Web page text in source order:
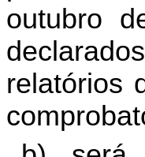
outubro
relatórios